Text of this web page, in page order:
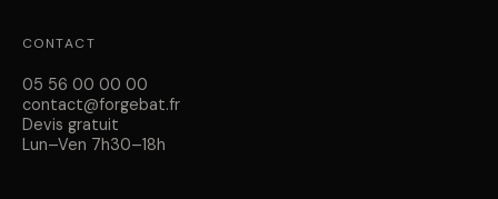
CONTACT
05 56 00 00 00
contact@forgebat.fr
Devis gratuit
Lun–Ven 7h30–18h